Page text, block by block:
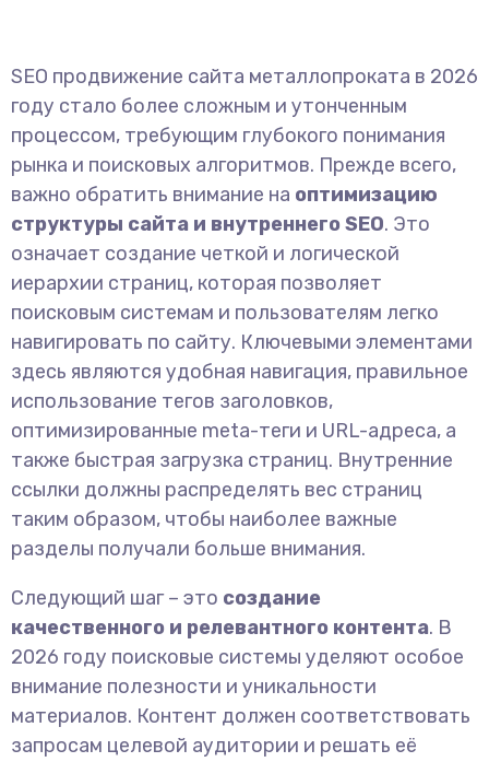
SEO продвижение сайта металлопроката в 2026
году стало более сложным и утонченным
процессом, требующим глубокого понимания
рынка и поисковых алгоритмов. Прежде всего,
важно обратить внимание на оптимизацию
структуры сайта и внутреннего SEO. Это
означает создание четкой и логической
иерархии страниц, которая позволяет
поисковым системам и пользователям легко
навигировать по сайту. Ключевыми элементами
здесь являются удобная навигация, правильное
использование тегов заголовков,
оптимизированные meta-теги и URL-адреса, а
также быстрая загрузка страниц. Внутренние
ссылки должны распределять вес страниц
таким образом, чтобы наиболее важные
разделы получали больше внимания.
Следующий шаг – это создание
качественного и релевантного контента. В
2026 году поисковые системы уделяют особое
внимание полезности и уникальности
материалов. Контент должен соответствовать
запросам целевой аудитории и решать её